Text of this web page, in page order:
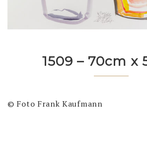
1509 – 70cm x
© Foto Frank Kaufmann